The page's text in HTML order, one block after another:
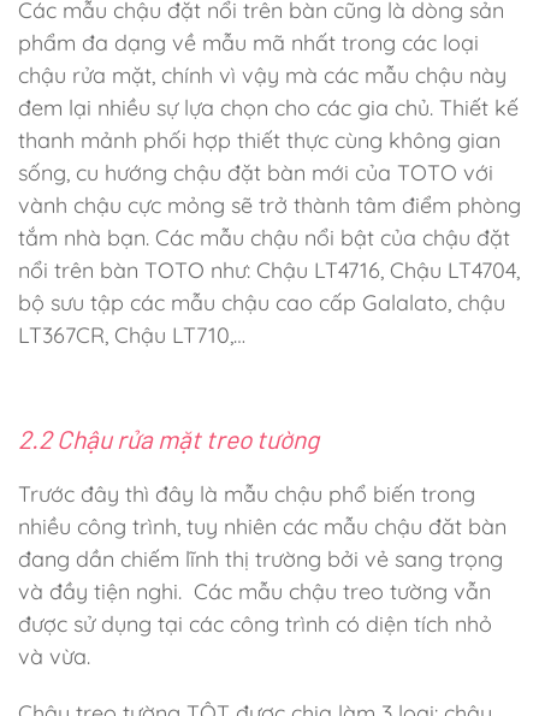
Các mẫu chậu đặt nổi trên bàn cũng là dòng sản
phẩm đa dạng về mẫu mã nhất trong các loại
chậu rửa mặt, chính vì vậy mà các mẫu chậu này
đem lại nhiều sự lựa chọn cho các gia chủ. Thiết kế
thanh mảnh phối hợp thiết thực cùng không gian
sống, cu hướng chậu đặt bàn mới của TOTO với
vành chậu cực mỏng sẽ trở thành tâm điểm phòng
tắm nhà bạn. Các mẫu chậu nổi bật của chậu đặt
nổi trên bàn TOTO như: Chậu LT4716, Chậu LT4704,
bộ sưu tập các mẫu chậu cao cấp Galalato, chậu
LT367CR, Chậu LT710,…
2.2 Chậu rửa mặt treo tường
Trước đây thì đây là mẫu chậu phổ biến trong
nhiều công trình, tuy nhiên các mẫu chậu đăt bàn
đang dần chiếm lĩnh thị trường bởi vẻ sang trọng
và đầy tiện nghi. Các mẫu chậu treo tường vẫn
được sử dụng tại các công trình có diện tích nhỏ
và vừa.